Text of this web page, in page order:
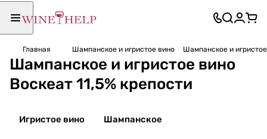
Главная Шампанское и игристое вино Шампанское и
Шампанское и игристое вино
Воскеат 11,5% крепости
Игристое вино Шампанское